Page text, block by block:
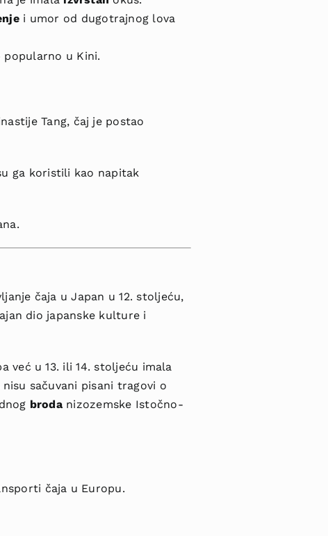
i umor od dugotrajnog lova
u Kini.
Tang, čaj je postao
ga koristili kao napitak
čaja u Japan u 12. stoljeću,
dio japanske kulture i
već u 13. ili 14. stoljeću imala
sačuvani pisani tragovi o
brodanizozemske Istočno-
čaja u Europu.